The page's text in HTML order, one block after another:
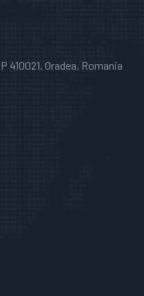
410021, Oradea, Romania